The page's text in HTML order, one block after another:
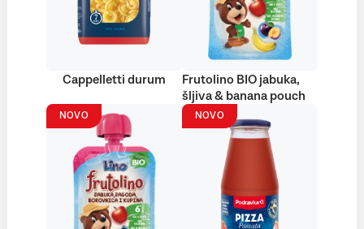
Cappelletti durum
Frutolino BIO jabuka,
šljiva & banana pouch
NOVO NOVO